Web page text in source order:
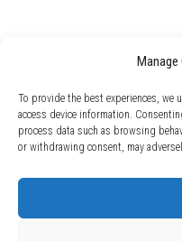
To provide the best experiences, we
access device information.
process data such as browsing
or withdrawing consent, may
2017-2020 © e-
Kopijuoti ir platinti e-